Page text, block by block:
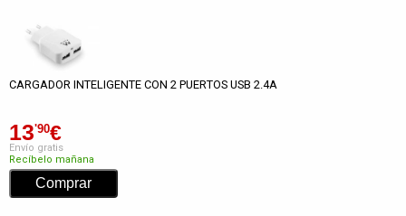
CARGADOR INTELIGENTE CON 2 PUERTOS USB 2.4A
13'90€
Envío gratis
Recíbelo mañana